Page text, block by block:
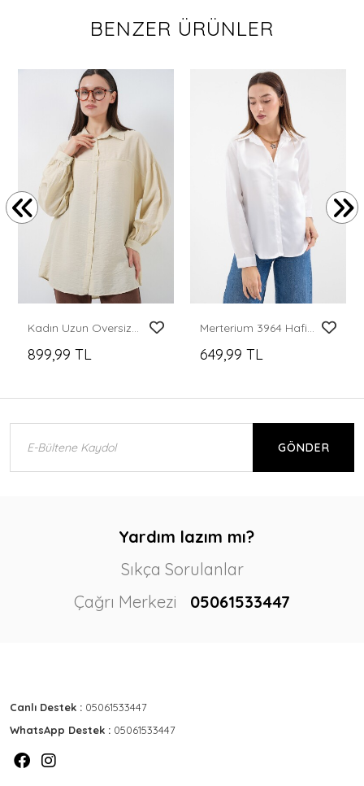
BENZER ÜRÜNLER
Kadın Uzun Oversize Gömlek 5965 - Ekru
899,99 TL
Merterium 3964 Hafif Dökümlü Saten Gömlek - Beyaz
649,99 TL
GÖNDER
Yardım lazım mı?
Sıkça Sorulanlar
Çağrı Merkezi
05061533447
Canlı Destek : 05061533447
WhatsApp Destek : 05061533447